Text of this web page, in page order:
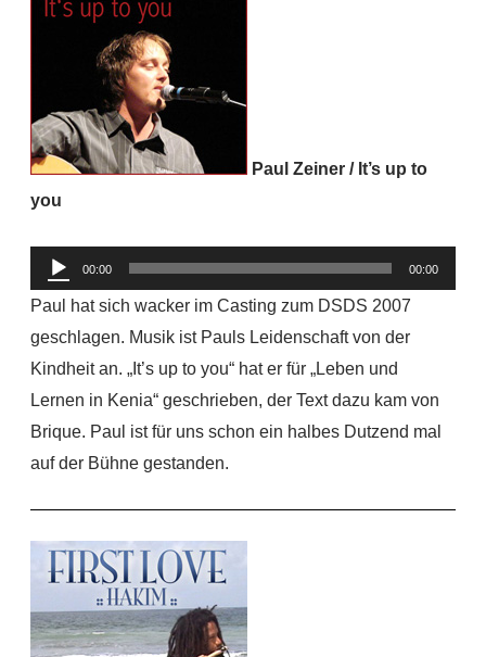
Paul Zeiner / It’s up to
you
Audio-
Player
00:00 00:00
Paul hat sich wacker im Casting zum DSDS 2007
geschlagen. Musik ist Pauls Leidenschaft von der
Kindheit an. „It’s up to you“ hat er für „Leben und
Lernen in Kenia“ geschrieben, der Text dazu kam von
Brique. Paul ist für uns schon ein halbes Dutzend mal
auf der Bühne gestanden.